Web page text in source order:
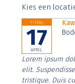
Aenean
Kies een
Friday
17
APRIL
Lorem ipsum
elit.
tristique. Duis